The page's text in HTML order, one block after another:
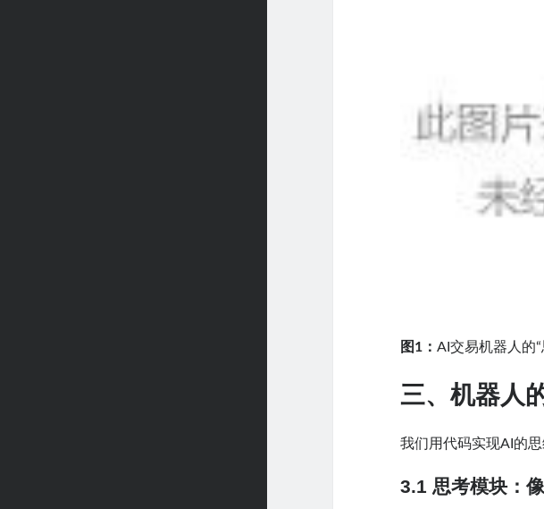
图1：AI交易机器人的
三、机器人
我们用代码实现AI的思
3.1 思考模块：